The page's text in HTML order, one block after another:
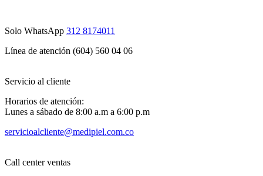
Solo WhatsApp 312 8174011
Línea de atención (604) 560 04 06
Servicio al cliente
Horarios de atención:
Lunes a sábado de 8:00 a.m a 6:00 p.m
servicioalcliente@medipiel.com.co
Call center ventas